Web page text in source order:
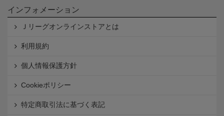
インフォメーション
Ｊリーグオンラインストアとは
利用規約
個人情報保護方針
Cookieポリシー
特定商取引法に基づく表記